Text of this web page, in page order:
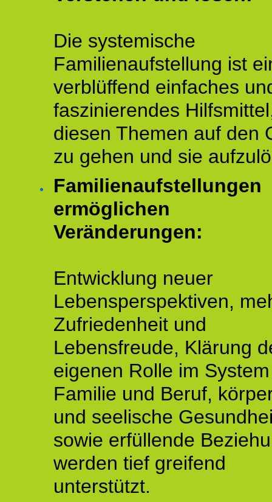
Die systemische
Familienaufstellung ist
verblüffend einfaches
faszinierendes
diesen Themen auf den
zu gehen und sie
Familienaufstellungen
ermöglichen
Veränderungen:
Entwicklung neuer
Lebensperspektiven,
Zufriedenheit und
Lebensfreude, Klärung
eigenen Rolle im
Familie und Beruf,
und seelische
sowie erfüllende
werden tief greifend
unterstützt.